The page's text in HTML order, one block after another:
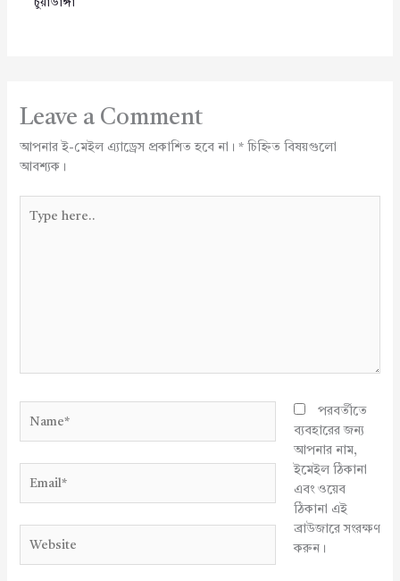
চুয়াডাঙ্গা
Leave a Comment
আপনার ই-মেইল এ্যাড্রেস প্রকাশিত হবে না। *চিহ্নিত বিষয়গুলো
আবশ্যক।
here..
পরবর্তীতে
ব্যবহারের জন্য
আপনার নাম,
ইমেইল ঠিকানা
এবং ওয়েব
ঠিকানা এই
ব্রাউজারে সংরক্ষণ
করুন।